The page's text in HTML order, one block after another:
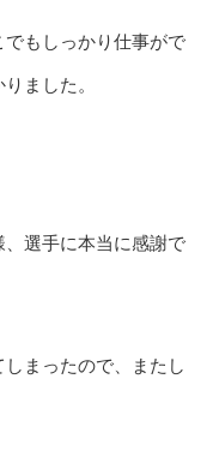
もしっかり仕事がで
ました。
選手に本当に感謝で
まったので、またし